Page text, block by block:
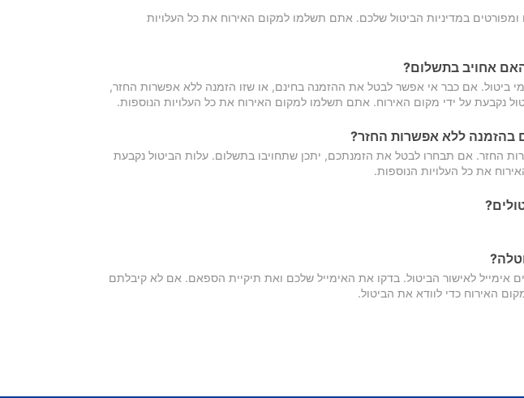
ומפורטים במדיניות הביטול שלכם. אתם תשלמו למקום האירוח את כל העלויות
אחויב בתשלום?
ביטול. אם כבר אי אפשר לבטל את ההזמנה בחינם, או שזו הזמנה ללא אפשרות החזר,
נקבעת על ידי מקום האירוח. אתם תשלמו למקום האירוח את כל העלויות הנוספות.
בהזמנה ללא אפשרות החזר?
החזר. אם תבחרו לבטל את הזמנתכם, יתכן שתחויבו בתשלום. עלות הביטול נקבעת
את כל העלויות הנוספות.
לאישור הביטול. בדקו את האימייל שלכם ואת תיקיית הספאם. אם לא קיבלתם